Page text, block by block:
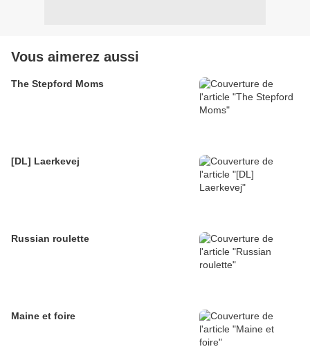
Vous aimerez aussi
The Stepford Moms
[DL] Laerkevej
Russian roulette
Maine et foire